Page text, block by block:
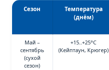
Сезон
Температура
(днём)
Май –
сентябрь
(сухой
сезон)
+15..+25°C
(Кейптаун, Крюгер)